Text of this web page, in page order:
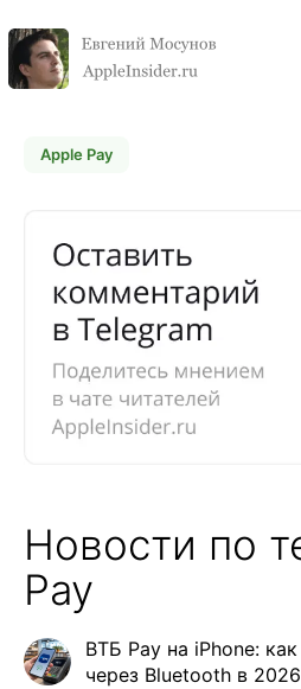
Apple Pay
Новости по
Pay
ВТБ Pay на iPhone:
через Bluetooth в